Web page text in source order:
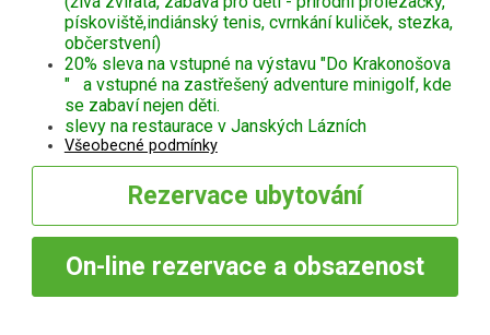
pískoviště,indiánský tenis, cvrnkání kuliček, stezka,
občerstvení)
20% sleva na vstupné na výstavu "Do Krakonošova
" a vstupné na zastřešený adventure minigolf, kde
se zabaví nejen děti.
slevy na restaurace v Janských Lázních
Všeobecné podmínky
Rezervace ubytování
On-line rezervace a obsazenost